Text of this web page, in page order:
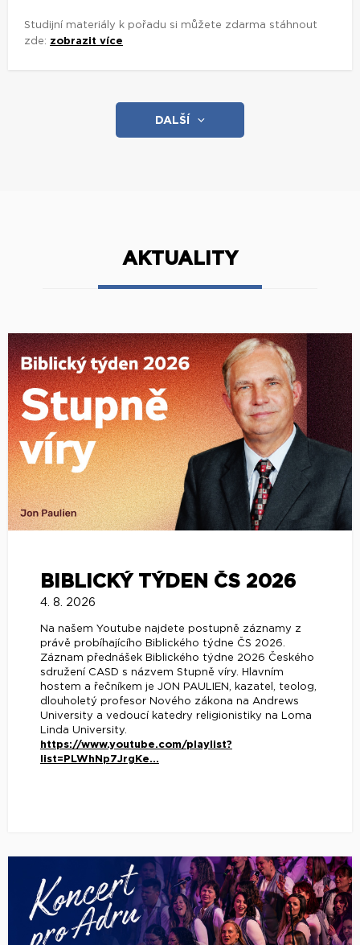
Studijní materiály k pořadu si můžete zdarma stáhnout
zde: zobrazit více
DALŠÍ
AKTUALITY
BIBLICKÝ TÝDEN ČS 2026
4. 8. 2026
Na našem Youtube najdete postupně záznamy z
právě probíhajícího Biblického týdne ČS 2026.
Záznam přednášek Biblického týdne 2026 Českého
sdružení CASD s názvem Stupně víry. Hlavním
hostem a řečníkem je JON PAULIEN, kazatel, teolog,
dlouholetý profesor Nového zákona na Andrews
University a vedoucí katedry religionistiky na Loma
Linda University.
https://www.youtube.com/playlist?
list=PLWhNp7JrgKe...